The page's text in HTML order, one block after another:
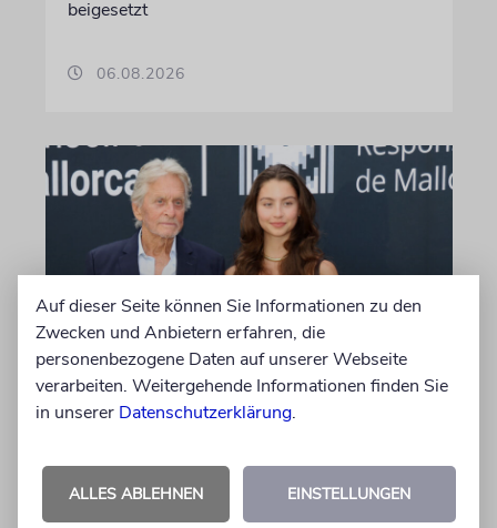
beigesetzt
06.08.2026
PALMA
Michael Douglas ist
Der Hollywood-Star mit jüdischem
Familienhintergrund wird für seine enge
Auf dieser Seite können Sie Informationen zu den
Zwecken und Anbietern erfahren, die
personenbezogene Daten auf unserer Webseite
verarbeiten. Weitergehende Informationen finden Sie
in unserer Datenschutzerklärung.
ALLES ABLEHNEN EINSTELLUNGEN